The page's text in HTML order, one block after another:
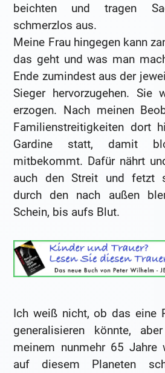
beichten und tragen
schmerzlos aus.
Meine Frau hingegen kann
das geht und was man
Ende zumindest aus der
Sieger hervorzugehen. Sie
erzogen. Nach meinen
Familienstreitigkeiten dort
Gardine statt, damit
mitbekommt. Dafür nährt
auch den Streit und fetzt
durch den nach außen
Schein, bis aufs Blut.
Ich weiß nicht, ob das eine
generalisieren könnte,
meinem nunmehr 65 Jahre
auf diesem Planeten